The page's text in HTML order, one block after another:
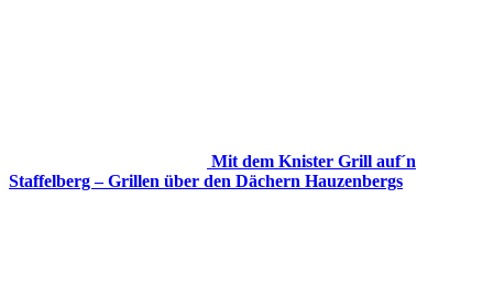
Mit dem Knister Grill auf´n
Staffelberg – Grillen über den Dächern Hauzenbergs